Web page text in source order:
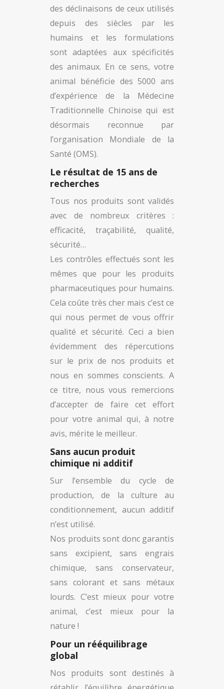
des déclinaisons de ceux utilisés
depuis des siècles par les
humains et les formulations
sont adaptées aux spécificités
des animaux. En ce sens, votre
animal bénéficie des 5000 ans
d’expérience de la Médecine
Traditionnelle Chinoise qui est
désormais reconnue par
l’organisation Mondiale de la
Santé (OMS).
Le résultat de 15 ans de
recherches
Tous nos produits sont validés
avec de nombreux critères :
efficacité, traçabilité, qualité,
sécurité…
Les contrôles effectués sont les
mêmes que pour les produits
pharmaceutiques pour humains.
Cela coûte très cher mais c’est ce
qui nous permet de vous offrir
qualité et sécurité. Ceci a bien
évidemment des répercutions
sur le prix de nos produits et
nous en sommes conscients. A
ce titre, nous vous remercions
d’accepter de faire cet effort
pour votre animal qui, à notre
avis, mérite le meilleur.
Sans aucun produit
chimique ni additif
Sur l’ensemble du cycle de
production, de la culture au
conditionnement, aucun additif
n’est utilisé.
Nos produits sont donc garantis
sans excipient, sans engrais
chimique, sans conservateur,
sans colorant et sans métaux
lourds. C’est mieux pour votre
animal, c’est mieux pour la
nature !
Pour un rééquilibrage
global
Nos produits sont destinés à